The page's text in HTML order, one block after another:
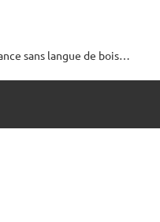
sans langue de bois…